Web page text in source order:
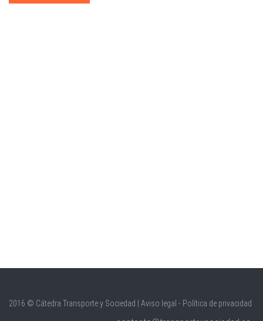
2016 © Cátedra Transporte y Sociedad | Aviso legal - Política de privacidad